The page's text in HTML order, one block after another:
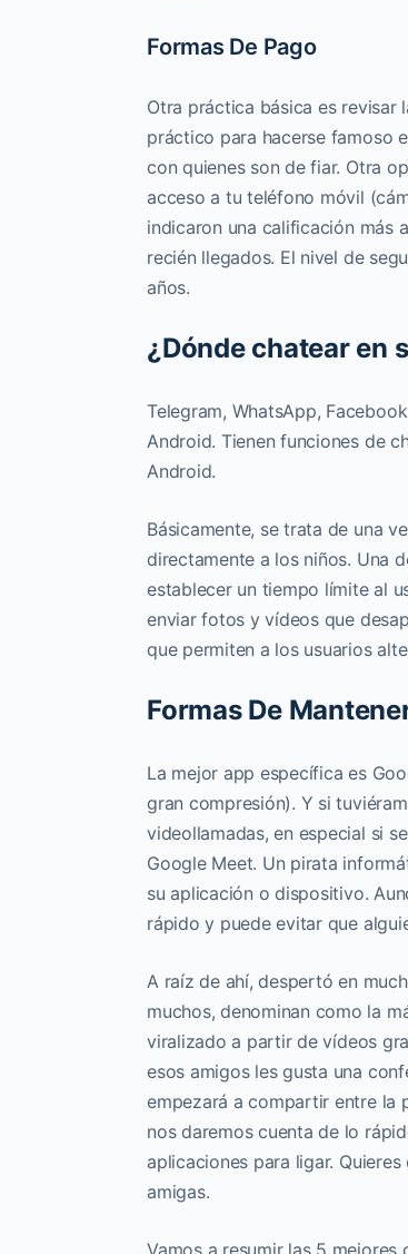
Formas De Pago
Otra práctica básica es
práctico para hacerse famoso
con quienes son de fiar. Otra
acceso a tu teléfono móvil
indicaron una calificación más
recién llegados. El nivel de
años.
¿Dónde chatear en
Telegram, WhatsApp,
Android. Tienen funciones de
Android.
Básicamente, se trata de una
directamente a los niños. Una
establecer un tiempo límite al
enviar fotos y vídeos que
que permiten a los usuarios
Formas De
La mejor app específica es
gran compresión). Y si
videollamadas, en especial si
Google Meet. Un pirata
su aplicación o dispositivo.
rápido y puede evitar que
A raíz de ahí, despertó en
muchos, denominan como la
viralizado a partir de vídeos
esos amigos les gusta una
empezará a compartir entre la
nos daremos cuenta de lo
aplicaciones para ligar.
amigas.
Vamos a resumir las 5